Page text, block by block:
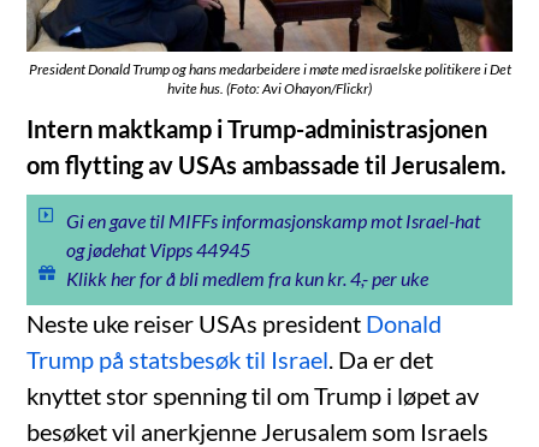
President Donald Trump og hans medarbeidere i møte med israelske politikere i Det
hvite hus. (Foto: Avi Ohayon/Flickr)
Intern maktkamp i Trump-administrasjonen
om flytting av USAs ambassade til Jerusalem.
Gi en gave til MIFFs informasjonskamp mot Israel-hat
og jødehat Vipps 44945
Klikk her for å bli medlem fra kun kr. 4,- per uke
Neste uke reiser USAs president Donald
Trump på statsbesøk til Israel . Da er det
knyttet stor spenning til om Trump i løpet av
besøket vil anerkjenne Jerusalem som Israels